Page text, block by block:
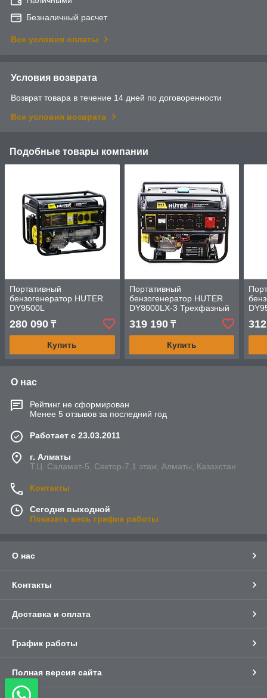
Безналичный расчет
Все условия оплаты
Условия возврата
Возврат товара в течение 14 дней по договоренности
Все условия возврата
Подобные товары компании
Портативный
бензогенератор HUTER
DY9500L
280 090 ₸
Купить
Портативный
бензогенератор HUTER
DY8000LX-3 Трехфазный
319 190₸
Купить
О нас
Рейтинг не сформирован
Менее 5 отзывов за последний год
Работает с 23.03.2011
г. Алматы
Т.Ц. Саламат-5, Cектор-7,1 этаж, Алматы, Казахстан
Контакты
Сегодня выходной
Показать весь график работы
О нас
Контакты
Доставка и оплата
График работы
Полная версия сайта